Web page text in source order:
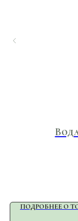
ПОДРОБНЕЕ О